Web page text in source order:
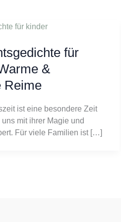
für
&
Reime
ist eine besondere Zeit
mit ihrer Magie und
Für viele Familien ist […]